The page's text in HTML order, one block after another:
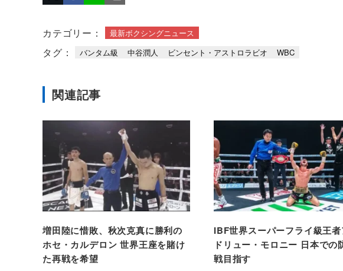
カテゴリー： 最新ボクシングニュース
タグ： バンタム級 中谷潤人 ビンセント・アストロラビオ WBC
関連記事
増田陸に惜敗、秋次克真に勝利の
ホセ・カルデロン 世界王座を賭け
た再戦を希望
IBF世界スーパーフライ級王
ドリュー・モロニー 日本での
戦目指す